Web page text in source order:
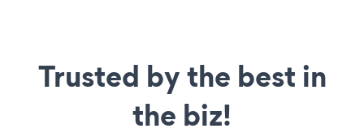
Trusted by the best in
the biz!